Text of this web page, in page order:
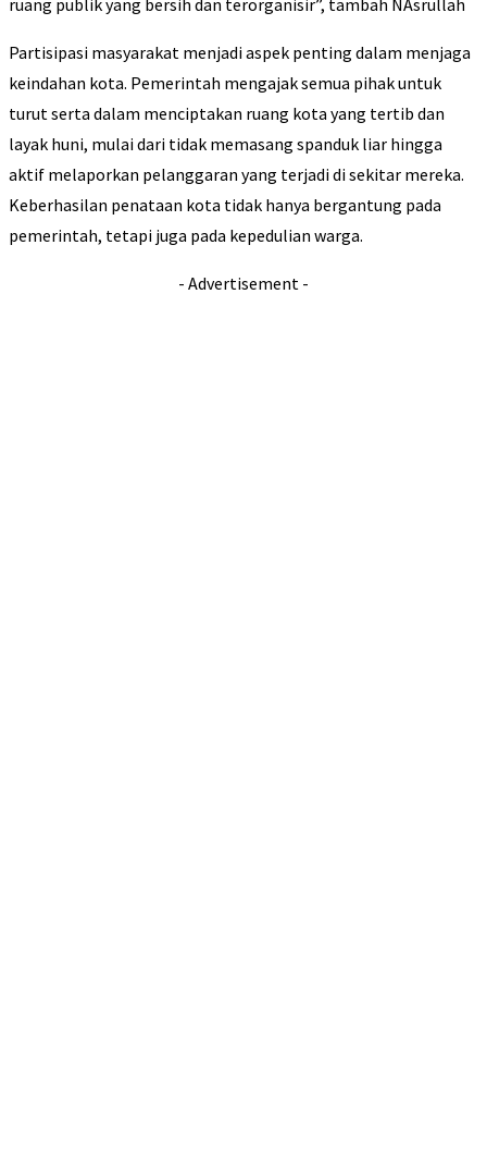
ruang publik yang bersih dan terorganisir”, tambah NAsrullah
Partisipasi masyarakat menjadi aspek penting dalam menjaga
keindahan kota. Pemerintah mengajak semua pihak untuk
turut serta dalam menciptakan ruang kota yang tertib dan
layak huni, mulai dari tidak memasang spanduk liar hingga
aktif melaporkan pelanggaran yang terjadi di sekitar mereka.
Keberhasilan penataan kota tidak hanya bergantung pada
pemerintah, tetapi juga pada kepedulian warga.
- Advertisement -